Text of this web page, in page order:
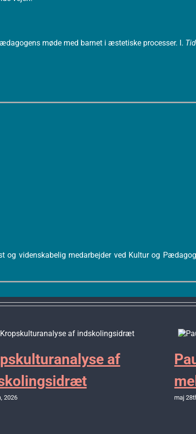
møde med barnet i æstetiske processer. I.
og videnskabelig medarbejder ved Kultur og
af
2026 maj